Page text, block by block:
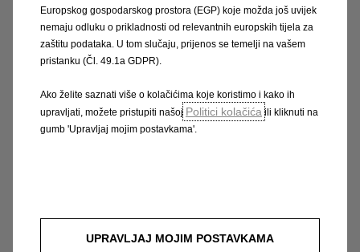
Ashley niall
„Može biti i treba biti budućnost električnih
Pogledajte videozapis
„Električna renesansa”
Europskog gospodarskog prostora (EGP) koje možda još uvijek
nemaju odluku o prikladnosti od relevantnih europskih tijela za
zaštitu podataka. U tom slučaju, prijenos se temelji na vašem
pristanku (Čl. 49.1a GDPR).
Ako želite saznati više o kolačićima koje koristimo i kako ih
upravljati, možete pristupiti našoj Politici kolačića ili kliknuti na
gumb 'Upravljaj mojim postavkama'.
UPRAVLJAJ MOJIM POSTAVKAMA